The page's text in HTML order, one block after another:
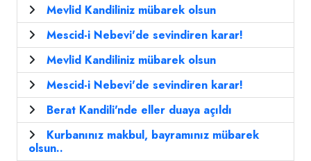
Mevlid Kandiliniz mübarek olsun
Mescid-i Nebevi'de sevindiren karar!
Mevlid Kandiliniz mübarek olsun
Mescid-i Nebevi'de sevindiren karar!
Berat Kandili'nde eller duaya açıldı
Kurbanınız makbul, bayramınız mübarek
olsun..